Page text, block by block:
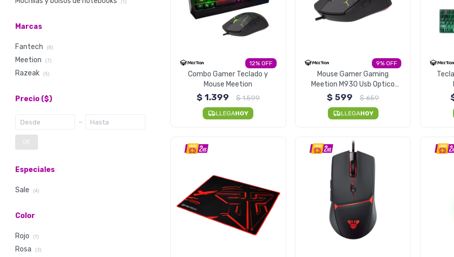
12
Combo Gamer Teclado y
Mouse Meetion
$ 1.399 $1.599
LLEGAHOY
9
Mouse Gamer Gaming
Meetion M930 Usb Optico
3200 DPI
$ 599 $659
LLEGAHOY
(1)
Marcas
Fantech (8)
Meetion (7)
Razeak (5)
Precio ($)
OK
Especiales
Sale (4)
Color
Rojo (1)
Rosa (3)